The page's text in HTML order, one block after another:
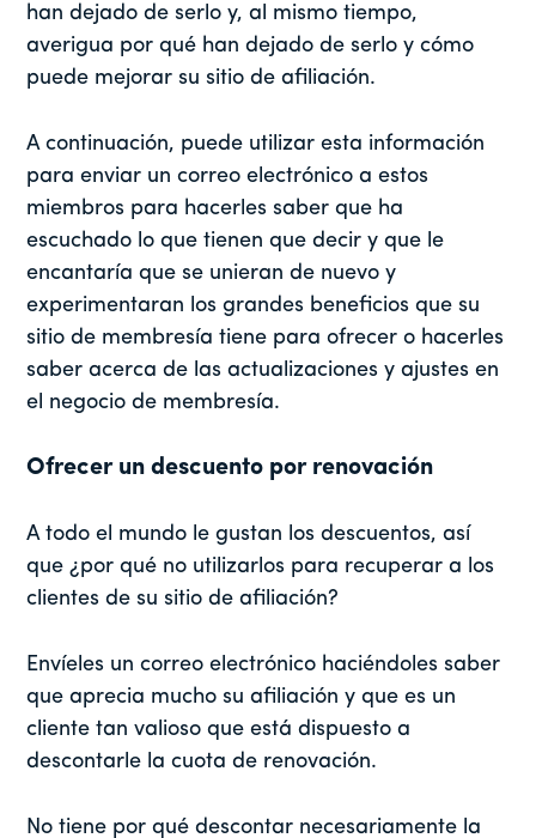
han dejado de serlo y, al mismo tiempo,
averigua por qué han dejado de serlo y cómo
puede mejorar su sitio de afiliación.
A continuación, puede utilizar esta información
para enviar un correo electrónico a estos
miembros para hacerles saber que ha
escuchado lo que tienen que decir y que le
encantaría que se unieran de nuevo y
experimentaran los grandes beneficios que su
sitio de membresía tiene para ofrecer o hacerles
saber acerca de las actualizaciones y ajustes en
el negocio de membresía.
Ofrecer un descuento por renovación
A todo el mundo le gustan los descuentos, así
que ¿por qué no utilizarlos para recuperar a los
clientes de su sitio de afiliación?
Envíeles un correo electrónico haciéndoles saber
que aprecia mucho su afiliación y que es un
cliente tan valioso que está dispuesto a
descontarle la cuota de renovación.
No tiene por qué descontar necesariamente la